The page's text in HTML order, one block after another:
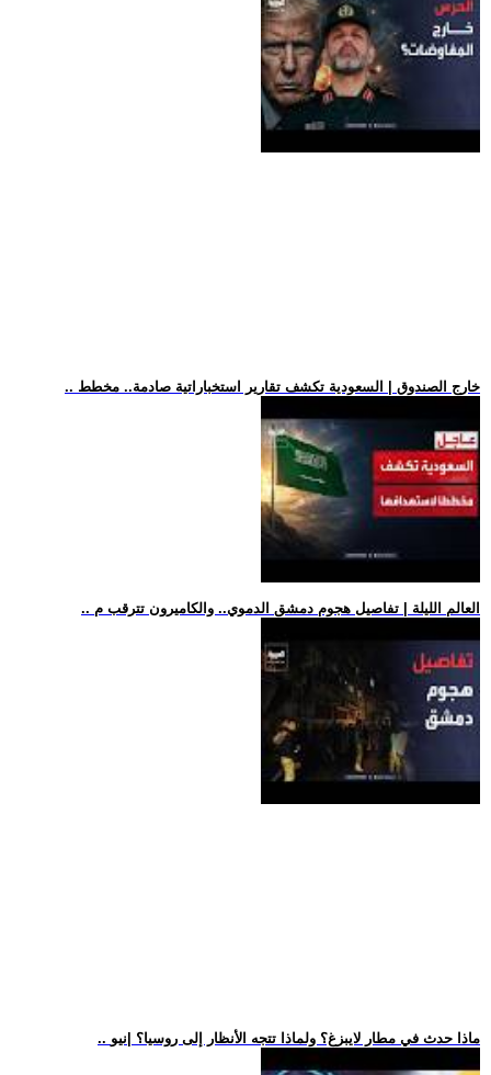
.. خارج الصندوق | السعودية تكشف تقارير استخباراتية صادمة.. مخطط
.. العالم الليلة | تفاصيل هجوم دمشق الدموي.. والكاميرون تترقب م
.. ماذا حدث في مطار لايبزغ؟ ولماذا تتجه الأنظار إلى روسيا؟ |نيو